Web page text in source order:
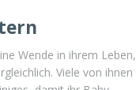
Wende in ihrem Leben,
Viele von ihnen